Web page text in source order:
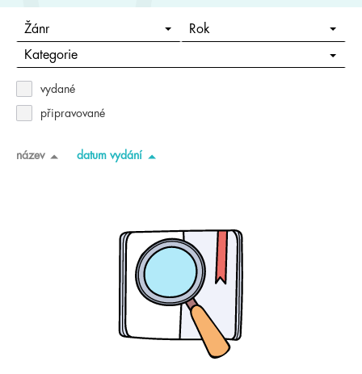
Žánr Rok
Kategorie
vydané
připravované
název datum vydání